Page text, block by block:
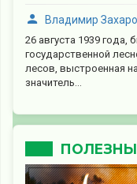
Владимир
26 августа 1939
государственной
лесов, выстроенная
значитель...